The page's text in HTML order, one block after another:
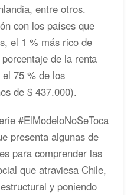
entre otros.
con los países que
el 1 % más rico de
de la renta
75 % de los
de $ 437.000).
#ElModeloNoSeToca
presenta algunas de
para comprender las
que atraviesa Chile,
y poniendo